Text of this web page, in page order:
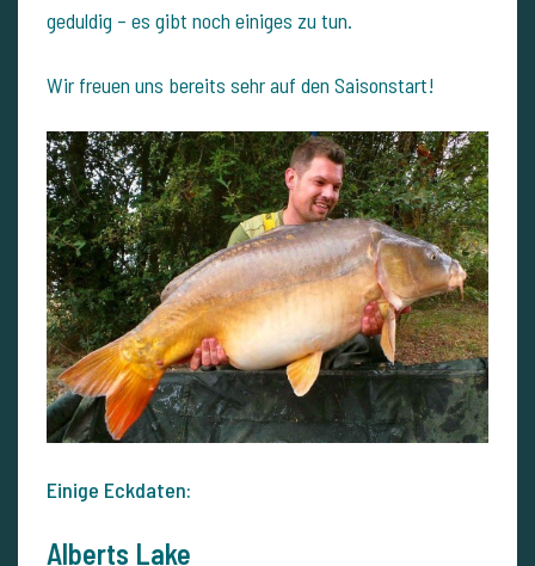
geduldig – es gibt noch einiges zu tun.
Wir freuen uns bereits sehr auf den Saisonstart!
Einige Eckdaten:
Alberts Lake